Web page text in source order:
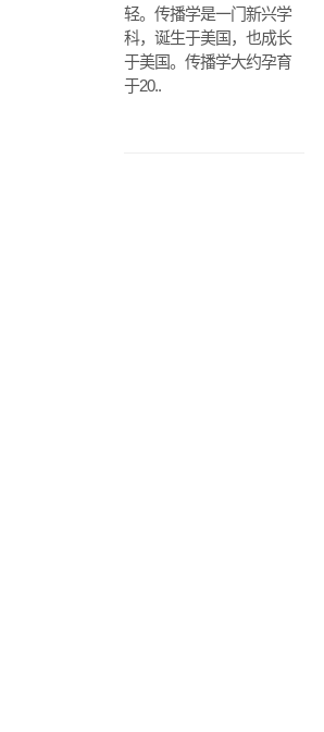
轻。传播学是一门新兴学
科，诞生于美国，也成长
于美国。传播学大约孕育
于20..